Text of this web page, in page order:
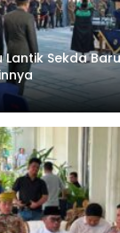
Sekda